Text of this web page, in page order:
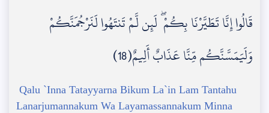
قَالُوا إِنَّا تَطَيَّرْنَا بِكُمْ ۖ لَئِن لَّمْ تَنتَهُوا لَنَرْجُمَنَّكُمْ
وَلَيَمَسَّنَّكُم مِّنَّا عَذَابٌ أَلِيمٌ(18)
Qalu `Inna Tatayyarna Bikum La`in Lam Tantahu
Lanarjumannakum Wa Layamassannakum Minna